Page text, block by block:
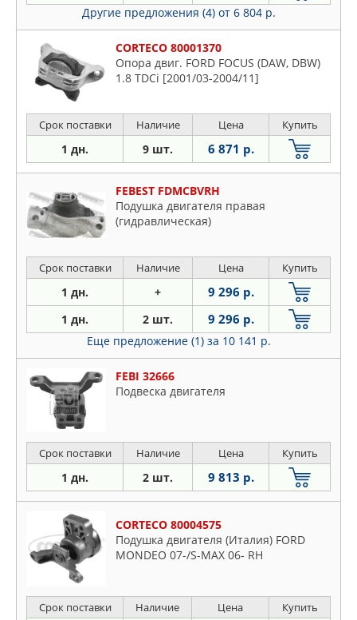
Другие предложения (4) от 6 804 р.
CORTECO 80001370
Опора двиг. FORD FOCUS (DAW, DBW)
1.8 TDCi [2001/03-2004/11]
Срок поставки Наличие Цена Купить
1 дн. 9 шт. 6 871 р.
FEBEST FDMCBVRH
Подушка двигателя правая
(гидравлическая)
Срок поставки Наличие Цена Купить
1 дн. + 9 296 р.
1 дн. 2 шт. 9 296 р.
Еще предложение (1) за 10 141 р.
FEBI 32666
Подвеска двигателя
Срок поставки Наличие Цена Купить
1 дн. 2 шт. 9 813 р.
CORTECO 80004575
Подушка двигателя (Италия) FORD
MONDEO 07-/S-MAX 06- RH
Срок поставки Наличие Цена Купить